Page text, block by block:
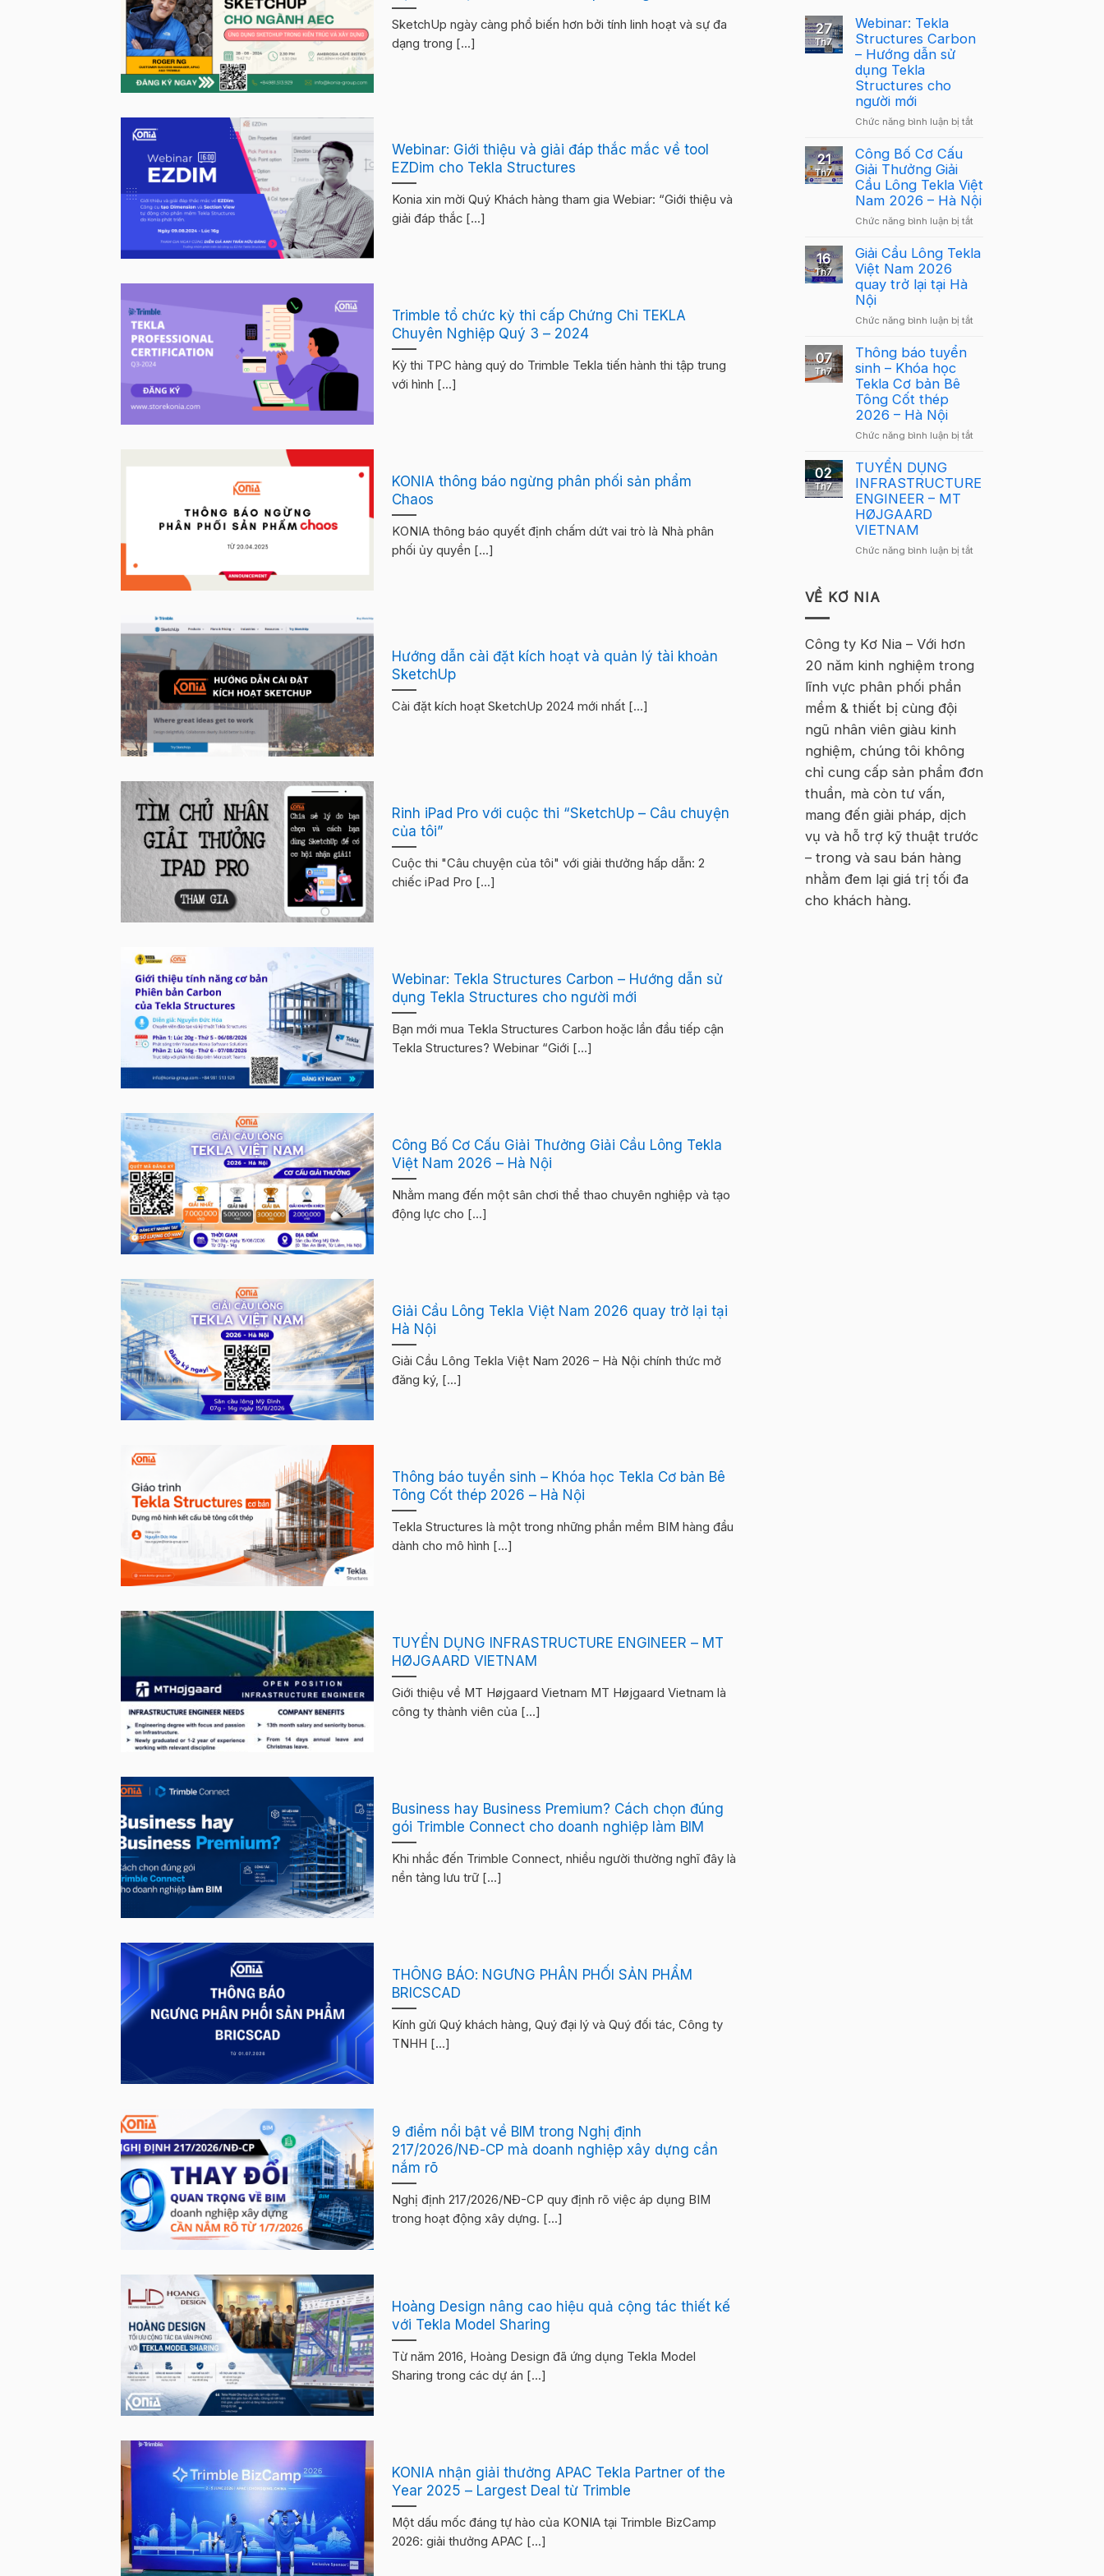
SketchUp ngày càng phổ biến hơn bởi tính linh hoạt và sự đa
dạng trong [...]
Webinar: Giới thiệu và giải đáp thắc mắc về tool
EZDim cho Tekla Structures
Konia xin mời Quý Khách hàng tham gia Webiar: “Giới thiệu và
giải đáp thắc [...]
Trimble tổ chức kỳ thi cấp Chứng Chỉ TEKLA
Chuyên Nghiệp Quý 3 – 2024
Kỳ thi TPC hàng quý do Trimble Tekla tiến hành thi tập trung
với hình [...]
KONIA thông báo ngừng phân phối sản phẩm
Chaos
KONIA thông báo quyết định chấm dứt vai trò là Nhà phân
phối ủy quyền [...]
Hướng dẫn cài đặt kích hoạt và quản lý tài khoản
SketchUp
Cài đặt kích hoạt SketchUp 2024 mới nhất [...]
Rinh iPad Pro với cuộc thi “SketchUp – Câu chuyện
của tôi”
Cuộc thi "Câu chuyện của tôi" với giải thưởng hấp dẫn: 2
chiếc iPad Pro [...]
Webinar: Tekla Structures Carbon – Hướng dẫn sử
dụng Tekla Structures cho người mới
Bạn mới mua Tekla Structures Carbon hoặc lần đầu tiếp cận
Tekla Structures? Webinar “Giới [...]
Công Bố Cơ Cấu Giải Thưởng Giải Cầu Lông Tekla
Việt Nam 2026 – Hà Nội
Nhằm mang đến một sân chơi thể thao chuyên nghiệp và tạo
động lực cho [...]
Giải Cầu Lông Tekla Việt Nam 2026 quay trở lại tại
Hà Nội
Giải Cầu Lông Tekla Việt Nam 2026 – Hà Nội chính thức mở
đăng ký, [...]
Thông báo tuyển sinh – Khóa học Tekla Cơ bản Bê
Tông Cốt thép 2026 – Hà Nội
Tekla Structures là một trong những phần mềm BIM hàng đầu
dành cho mô hình [...]
TUYỂN DỤNG INFRASTRUCTURE ENGINEER – MT
HØJGAARD VIETNAM
Giới thiệu về MT Højgaard Vietnam MT Højgaard Vietnam là
công ty thành viên của [...]
Business hay Business Premium? Cách chọn đúng
gói Trimble Connect cho doanh nghiệp làm BIM
Khi nhắc đến Trimble Connect, nhiều người thường nghĩ đây là
nền tảng lưu trữ [...]
THÔNG BÁO: NGƯNG PHÂN PHỐI SẢN PHẨM
BRICSCAD
Kính gửi Quý khách hàng, Quý đại lý và Quý đối tác, Công ty
TNHH [...]
9 điểm nổi bật về BIM trong Nghị định
217/2026/NĐ-CP mà doanh nghiệp xây dựng cần
nắm rõ
Nghị định 217/2026/NĐ-CP quy định rõ việc áp dụng BIM
trong hoạt động xây dựng. [...]
Hoàng Design nâng cao hiệu quả cộng tác thiết kế
với Tekla Model Sharing
Từ năm 2016, Hoàng Design đã ứng dụng Tekla Model
Sharing trong các dự án [...]
KONIA nhận giải thưởng APAC Tekla Partner of the
Year 2025 – Largest Deal từ Trimble
Một dấu mốc đáng tự hào của KONIA tại Trimble BizCamp
2026: giải thưởng APAC [...]
27
Th7
Webinar: Tekla
Structures Carbon
– Hướng dẫn sử
dụng Tekla
Structures cho
người mới
Chức năng bình luận bị tắtở
Carbon
–
Hướng
dẫn
dụng
21
Th7
Công Bố Cơ Cấu
Giải Thưởng Giải
Cầu Lông Tekla Việt
Nam 2026 – Hà Nội
Chức năng bình luận bị tắtở
Bố
Giải
Hà
16
Th7
Giải Cầu Lông Tekla
Việt Nam 2026
quay trở lại tại Hà
Nội
Chức năng bình luận bị tắtở
quay
tại
07
Th7
Thông báo tuyển
sinh – Khóa học
Tekla Cơ bản Bê
Tông Cốt thép
2026 – Hà Nội
Chức năng bình luận bị tắtở
tuyển
Tekla
–
02
Th7
TUYỂN DỤNG
INFRASTRUCTURE
ENGINEER – MT
HØJGAARD
VIETNAM
Chức năng bình luận bị tắtở
VIETNAM
VỀ KƠ NIA
Công ty Kơ Nia – Với hơn
20 năm kinh nghiệm trong
lĩnh vực phân phối phần
mềm & thiết bị cùng đội
ngũ nhân viên giàu kinh
nghiệm, chúng tôi không
chỉ cung cấp sản phẩm đơn
thuần, mà còn tư vấn,
mang đến giải pháp, dịch
vụ và hỗ trợ kỹ thuật trước
– trong và sau bán hàng
nhằm đem lại giá trị tối đa
cho khách hàng.